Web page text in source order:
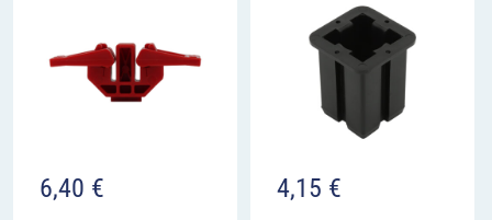
6,40 € 4,15 €